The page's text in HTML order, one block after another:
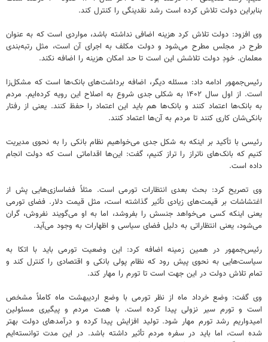
بنابراین دولت تلاش کرده است رشد نقدینگی را کنترل کند.
وی افزود: دولت تلاش کرد هزینه اضافی نداشته باشد، مواردی است که به عنوان
طرح در مجلس مطرح می‌شود و دولت مکلف به اجرای آن است، مثل رتبه‌بندی
معلمان. خودِ دولت تلاشش این است تا حد امکان هزینه را اضافه نکند.
رئیس‌جمهور ادامه داد: مسئله دیگر، اضافه برداشت‌های بانک‌ها است که مشکل‌زا
است. از اول سال ۱۴۰۲ به شکلی جدی شروع به اصلاح این رویه کرده‌ایم. مردم
به بانک‌ها اعتماد کنند و بانک‌ها هم باید این اعتماد را حفظ کنند. یعنی از رفتار
بانکی‌شان کاری کنند تا مردم به آن‌ها اعتماد کنند.
رئیسی با تأکید بر اینکه به شکل جدی می‌خواهیم نظام بانکی را به نحوی مدیریت
کنیم که بانک‌های ناتراز را تراز کنیم، گفت: این‌ها اقداماتی است که دولت انجام
داده است.
وی تصریح کرد: بحث بعدی انتظارات تورمی است. مثلاً فضاسازی‌هایی پش از
اغتشاشات بر قیمت‌های زیادی تأثیر گذاشته است، مثل قیمت دلار. فضای تورمی
یعنی اینکه کسی می‌خواهد جنسش را بفروشد، اما به او می‌گویند نفروش، گران
می‌شود، یعنی انتظاراتی به دلیل فضای سیاسی و اظهارات به وجود می‌آید.
رئیس‌جمهور در همین زمینه اضافه کرد: این وضعیت تورمی باید با اتکا به
سیاست‌هایی به نحوی پیش رود که نظام پولی بانکی و اقتصادی را کنترل کند و
تمام تلاش دولت در این جهت است تا تورم را مهار کند.
وی گفت: وضع خرداد ماه از نظر تورمی با وضع اردیبهشت ماه کاملاً مشخص
است و تورم سیر نزولی پیدا کرده است. با همت مردم و پیگیری مسئولین
امیدواریم رشد تورم مهار شود. تولید افزایش پیدا کرده و درآمدهای دولت بهتر
شده است، اما باید در سفره مردم تأثیر داشته باشد. در این مدت توانسته‌ایم